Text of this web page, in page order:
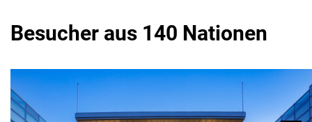
Besucher aus 140 Nationen